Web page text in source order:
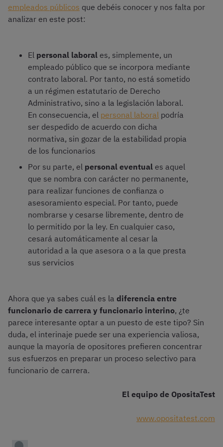
empleados públicos que debéis conocer y nos falta por
analizar en este post:
El personal laboral es, simplemente, un
empleado público que se incorpora mediante
contrato laboral. Por tanto, no está sometido
a un régimen estatutario de Derecho
Administrativo, sino a la legislación laboral.
En consecuencia, el personal laboral podría
ser despedido de acuerdo con dicha
normativa, sin gozar de la estabilidad propia
de los funcionarios
Por su parte, el personal eventual es aquel
que se nombra con carácter no permanente,
para realizar funciones de confianza o
asesoramiento especial. Por tanto, puede
nombrarse y cesarse libremente, dentro de
lo permitido por la ley. En cualquier caso,
cesará automáticamente al cesar la
autoridad a la que asesora o a la que presta
sus servicios
Ahora que ya sabes cuál es la diferencia entre
funcionario de carrera y funcionario interino, ¿te
parece interesante optar a un puesto de este tipo? Sin
duda, el interinaje puede ser una experiencia valiosa,
aunque la mayoría de opositores prefieren concentrar
sus esfuerzos en preparar un proceso selectivo para
funcionario de carrera.
El equipo de OpositaTest
www.opositatest.com